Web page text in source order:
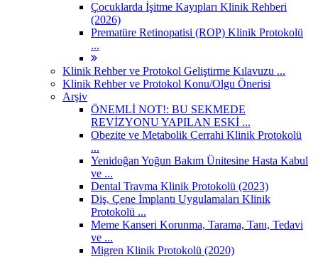
Çocuklarda İşitme Kayıpları Klinik Rehberi
(2026)
Prematüre Retinopatisi (ROP) Klinik Protokolü
...
Klinik Rehber ve Protokol Geliştirme Kılavuzu ...
Klinik Rehber ve Protokol Konu/Olgu Önerisi
Arşiv
ÖNEMLİ NOT!: BU SEKMEDE
REVİZYONU YAPILAN ESKİ ...
Obezite ve Metabolik Cerrahi Klinik Protokolü
...
Yenidoğan Yoğun Bakım Ünitesine Hasta Kabul
ve ...
Dental Travma Klinik Protokolü (2023)
Diş, Çene İmplantı Uygulamaları Klinik
Protokolü ...
Meme Kanseri Korunma, Tarama, Tanı, Tedavi
ve ...
Migren Klinik Protokolü (2020)